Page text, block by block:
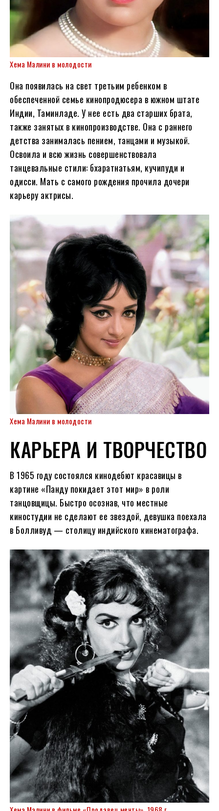
Хема Малини в молодости
Она появилась на свет третьим ребенком в
обеспеченной семье кинопродюсера в южном штате
Индии, Таминладе. У нее есть два старших брата,
также занятых в кинопроизводстве. Она с раннего
детства занималась пением, танцами и музыкой.
Освоила и всю жизнь совершенствовала
танцевальные стили: бхаратнатьям, кучипуди и
одисси. Мать с самого рождения прочила дочери
карьеру актрисы.
Хема Малини в молодости
КАРЬЕРА И ТВОРЧЕСТВО
В 1965 году состоялся кинодебют красавицы в
картине «Панду покидает этот мир» в роли
танцовщицы. Быстро осознав, что местные
киностудии не сделают ее звездой, девушка поехала
в Болливуд — столицу индийского кинематографа.